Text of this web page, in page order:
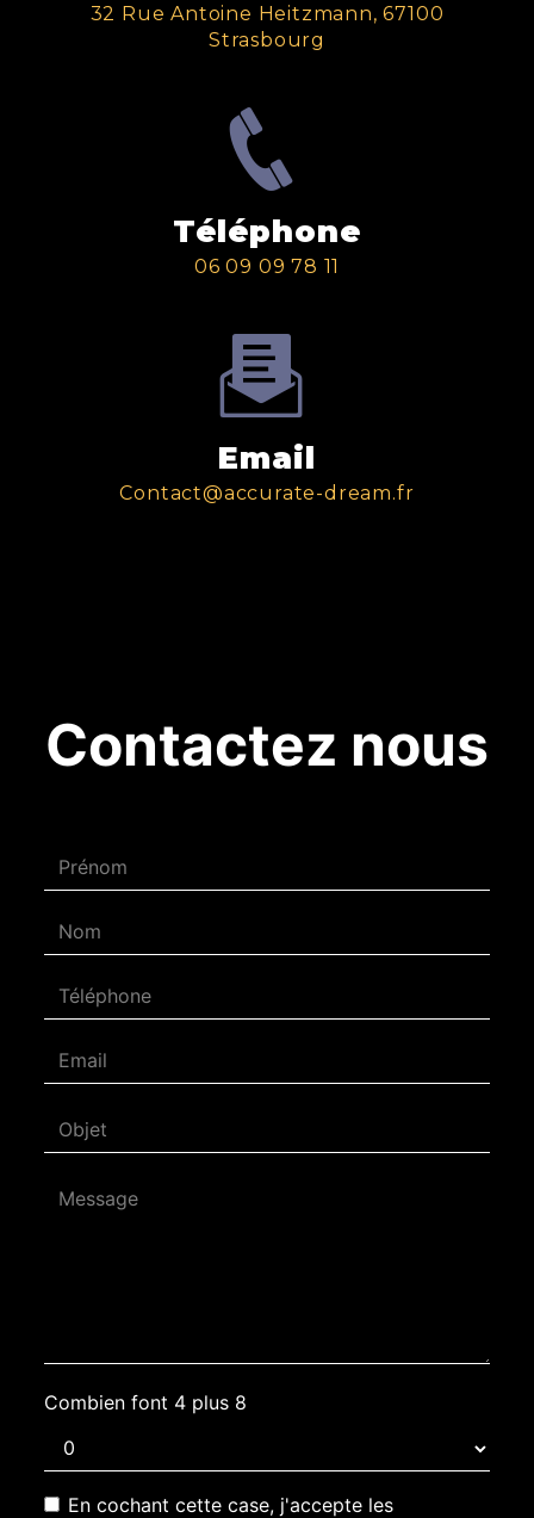
32 Rue Antoine Heitzmann, 67100
Strasbourg
Téléphone
06 09 09 78 11
Email
contact@accurate-dream.fr
Contactez nous
Combien font 4 plus 8
En cochant cette case, j'accepte les